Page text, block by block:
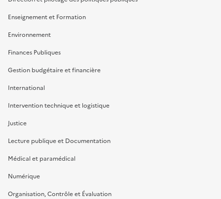
Enseignement et Formation
Environnement
Finances Publiques
Gestion budgétaire et financière
International
Intervention technique et logistique
Justice
Lecture publique et Documentation
Médical et paramédical
Numérique
Organisation, Contrôle et Évaluation